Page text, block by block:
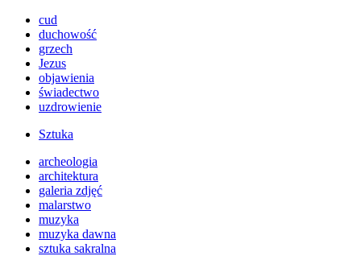
cud
duchowość
grzech
Jezus
objawienia
świadectwo
uzdrowienie
Sztuka
archeologia
architektura
galeria zdjęć
malarstwo
muzyka
muzyka dawna
sztuka sakralna